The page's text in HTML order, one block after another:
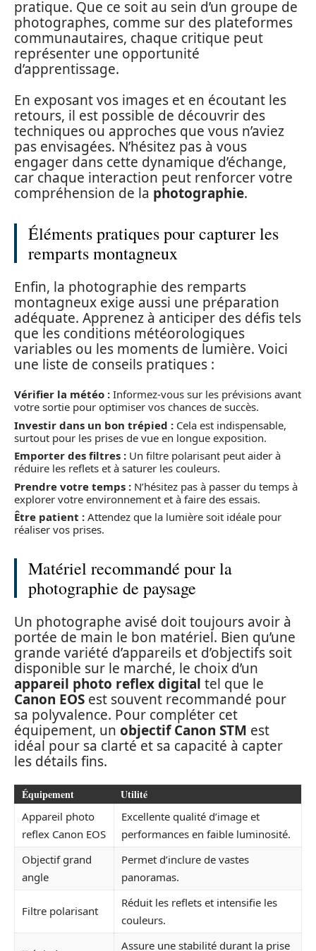
pratique. Que ce soit au sein d’un groupe de
photographes, comme sur des plateformes
communautaires, chaque critique peut
représenter une opportunité
d’apprentissage.
En exposant vos images et en écoutant les
retours, il est possible de découvrir des
techniques ou approches que vous n’aviez
pas envisagées. N’hésitez pas à vous
engager dans cette dynamique d’échange,
car chaque interaction peut renforcer votre
compréhension de la photographie.
Éléments pratiques pour capturer les
remparts montagneux
Enfin, la photographie des remparts
montagneux exige aussi une préparation
adéquate. Apprenez à anticiper des défis tels
que les conditions météorologiques
variables ou les moments de lumière. Voici
une liste de conseils pratiques :
Vérifier la météo : Informez-vous sur les prévisions avant
votre sortie pour optimiser vos chances de succès.
Investir dans un bon trépied : Cela est indispensable,
surtout pour les prises de vue en longue exposition.
Emporter des filtres : Un filtre polarisant peut aider à
réduire les reflets et à saturer les couleurs.
Prendre votre temps : N’hésitez pas à passer du temps à
explorer votre environnement et à faire des essais.
Être patient : Attendez que la lumière soit idéale pour
réaliser vos prises.
Matériel recommandé pour la
photographie de paysage
Un photographe avisé doit toujours avoir à
portée de main le bon matériel. Bien qu’une
grande variété d’appareils et d’objectifs soit
disponible sur le marché, le choix d’un
appareil photo reflex digital tel que le
Canon EOS est souvent recommandé pour
sa polyvalence. Pour compléter cet
équipement, un objectif Canon STM est
idéal pour sa clarté et sa capacité à capter
les détails fins.
Équipement Utilité
Appareil photo
reflex Canon EOS
Excellente qualité d’image et
performances en faible luminosité.
Objectif grand
angle
Permet d’inclure de vastes
panoramas.
Filtre polarisant
Réduit les reflets et intensifie les
couleurs.
Assure une stabilité durant la prise